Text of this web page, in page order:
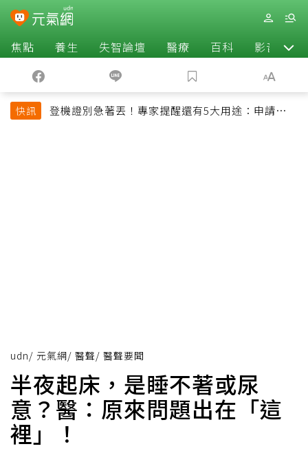
焦點 養生 失智論壇 醫療 百科 影音
快訊
登機證別急著丟！專家提醒還有5大用途：申請理
udn/ 元氣網/ 醫聲/ 醫聲要聞
半夜起床，是睡不著或尿
意？醫：原來問題出在「這
裡」！